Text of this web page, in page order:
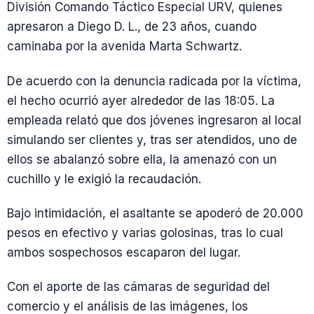
División Comando Táctico Especial URV, quienes
apresaron a Diego D. L., de 23 años, cuando
caminaba por la avenida Marta Schwartz.
De acuerdo con la denuncia radicada por la víctima,
el hecho ocurrió ayer alrededor de las 18:05. La
empleada relató que dos jóvenes ingresaron al local
simulando ser clientes y, tras ser atendidos, uno de
ellos se abalanzó sobre ella, la amenazó con un
cuchillo y le exigió la recaudación.
Bajo intimidación, el asaltante se apoderó de 20.000
pesos en efectivo y varias golosinas, tras lo cual
ambos sospechosos escaparon del lugar.
Con el aporte de las cámaras de seguridad del
comercio y el análisis de las imágenes, los